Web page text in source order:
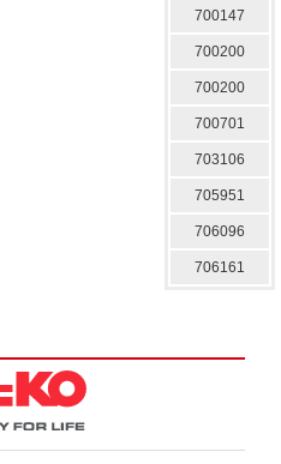
700147
700200
700200
700701
703106
705951
706096
706161